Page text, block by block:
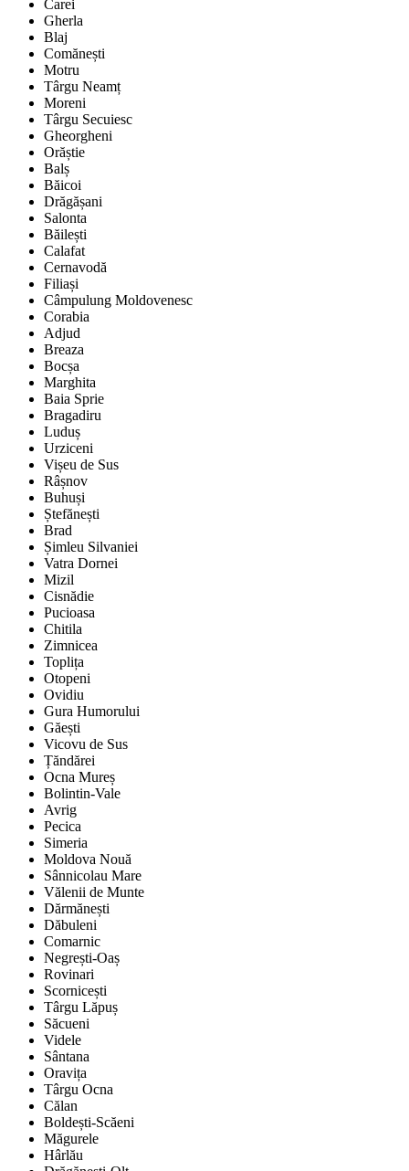
Carei
Gherla
Blaj
Comănești
Motru
Târgu Neamț
Moreni
Târgu Secuiesc
Gheorgheni
Orăștie
Balș
Băicoi
Drăgășani
Salonta
Băilești
Calafat
Cernavodă
Filiași
Câmpulung Moldovenesc
Corabia
Adjud
Breaza
Bocșa
Marghita
Baia Sprie
Bragadiru
Luduș
Urziceni
Vișeu de Sus
Râșnov
Buhuși
Ștefănești
Brad
Șimleu Silvaniei
Vatra Dornei
Mizil
Cisnădie
Pucioasa
Chitila
Zimnicea
Toplița
Otopeni
Ovidiu
Gura Humorului
Găești
Vicovu de Sus
Țăndărei
Ocna Mureș
Bolintin-Vale
Avrig
Pecica
Simeria
Moldova Nouă
Sânnicolau Mare
Vălenii de Munte
Dărmănești
Dăbuleni
Comarnic
Negrești-Oaș
Rovinari
Scornicești
Târgu Lăpuș
Săcueni
Videle
Sântana
Oravița
Târgu Ocna
Călan
Boldești-Scăeni
Măgurele
Hârlău